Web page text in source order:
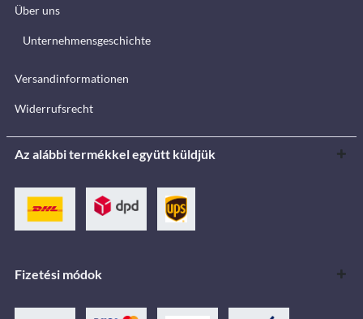
Über uns
Unternehmensgeschichte
Versandinformationen
Widerrufsrecht
Az alábbi termékkel együtt küldjük
Fizetési módok